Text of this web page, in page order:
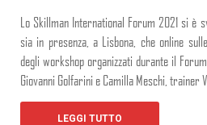
Lo Skillman International Forum 2021 si è
sia in presenza, a Lisbona, che online
degli workshop organizzati durante il
Giovanni Golfarini e Camilla Meschi, trainer
LEGGI TUTTO